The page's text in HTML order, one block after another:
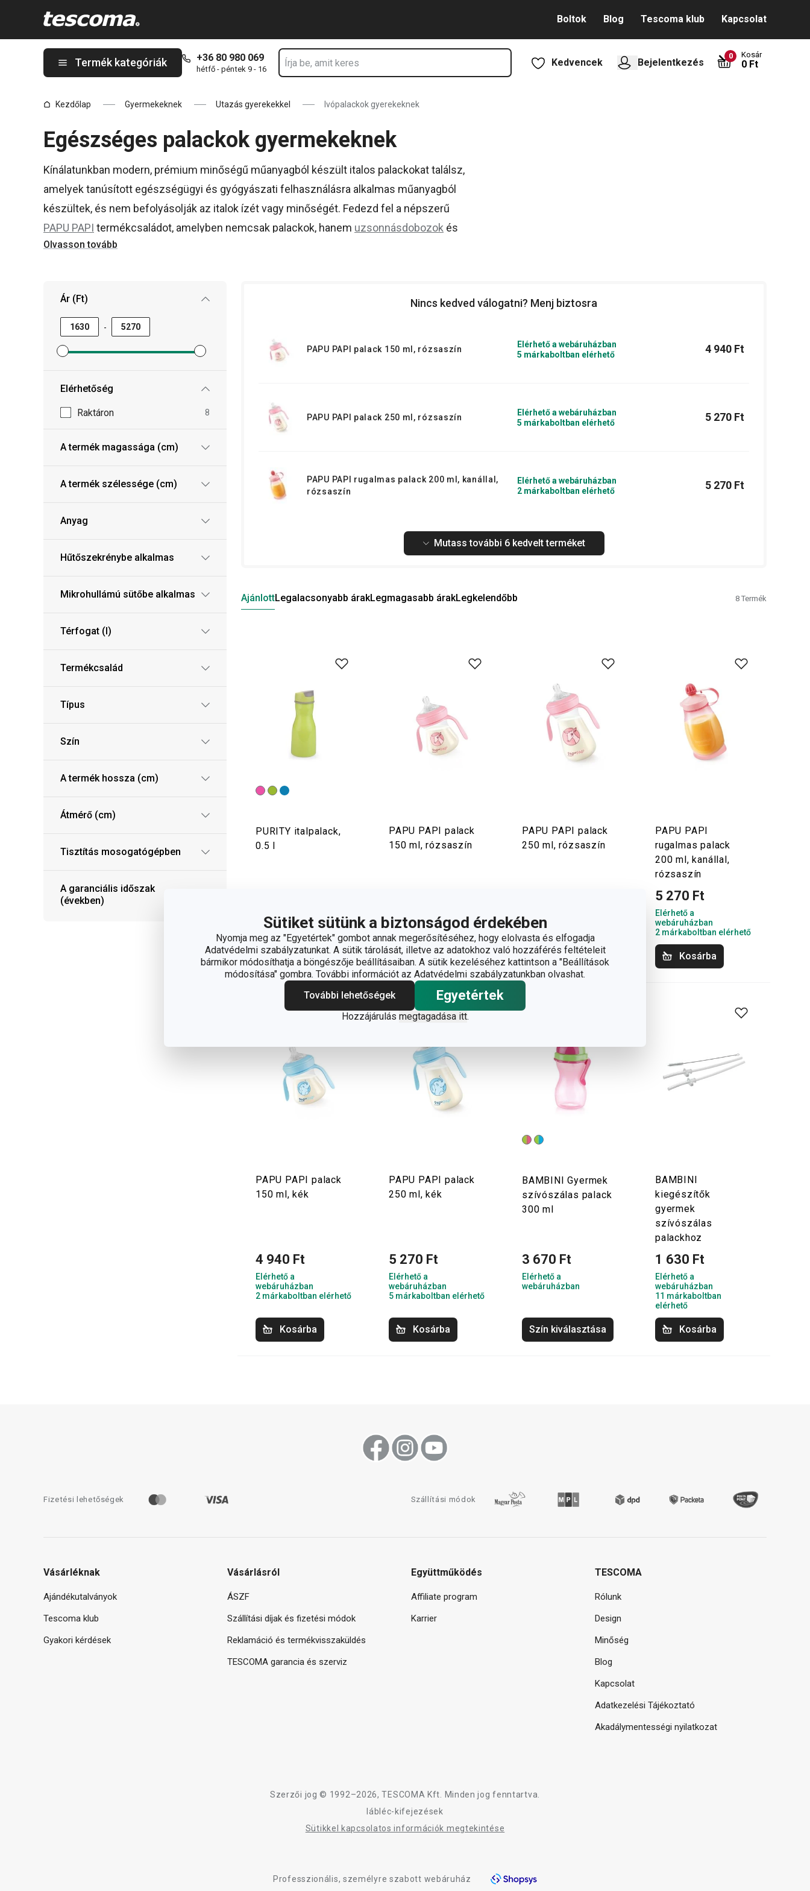
Sütiket sütünk a biztonságod érdekében
Nyomja meg az "Egyetértek" gombot annak megerősítéséhez, hogy elolvasta és elfogadja
Adatvédelmi szabályzatunkat. A sütik tárolását, illetve az adatokhoz való hozzáférés feltételeit
bármikor módosíthatja a böngészője beállításaiban. A sütik kezeléséhez kattintson a "Beállítások
módosítása" gombra. További információt az Adatvédelmi szabályzatunkban olvashat.
További lehetőségek
Egyetértek
Hozzájárulás megtagadása itt.
Boltok Blog Tescoma klub Kapcsolat
Termék kategóriák +36 80 980 069
hétfő - péntek 9 - 16
Kedvencek Bejelentkezés
0 Kosár
0 Ft
Kezdőlap Gyermekeknek Utazás gyerekekkel Ivópalackok gyerekeknek
Egészséges palackok gyermekeknek
Kínálatunkban modern, prémium minőségű műanyagból készült italos palackokat találsz,
amelyek tanúsított egészségügyi és gyógyászati felhasználásra alkalmas műanyagból
készültek, és nem befolyásolják az italok ízét vagy minőségét. Fedezd fel a népszerű
PAPU PAPI termékcsaládot, amelyben nemcsak palackok, hanem uzsonnásdobozok és
más praktikus kiegészítők is megtalálhatók.
Olvasson tovább
Ár (Ft)
-
Minimum ár szűrő beállítása
Maximum ár szűrő beállítása
Elérhetőség
Raktáron 8
A termék magassága (cm)
A termék szélessége (cm)
Anyag
Hűtőszekrénybe alkalmas
Mikrohullámú sütőbe alkalmas
Térfogat (l)
Termékcsalád
Típus
Szín
A termék hossza (cm)
Átmérő (cm)
Tisztítás mosogatógépben
A garanciális időszak
(években)
Nincs kedved válogatni? Menj biztosra
PAPU PAPI palack 150 ml, rózsaszín
Elérhető a webáruházban
5 márkaboltban elérhető
4 940 Ft
PAPU PAPI palack 250 ml, rózsaszín
Elérhető a webáruházban
5 márkaboltban elérhető
5 270 Ft
PAPU PAPI rugalmas palack 200 ml, kanállal,
rózsaszín
Elérhető a webáruházban
2 márkaboltban elérhető
5 270 Ft
Mutass további 6 kedvelt terméket
AjánlottLegalacsonyabb árakLegmagasabb árakLegkelendőbb 8Termék
PURITY italpalack,
0.5 l
webáruházban
Szín kiválasztása
PAPU PAPI palack
150 ml, rózsaszín
webáruházban
5 márkaboltban elérhető
Kosárba
PAPU PAPI palack
250 ml, rózsaszín
webáruházban
5 márkaboltban elérhető
Kosárba
PAPU PAPI
rugalmas palack
200 ml, kanállal,
rózsaszín
5 270 Ft
Elérhető a
webáruházban
2 márkaboltban elérhető
Kosárba
PAPU PAPI palack
150 ml, kék
4 940 Ft
Elérhető a
webáruházban
2 márkaboltban elérhető
Kosárba
PAPU PAPI palack
250 ml, kék
5 270 Ft
Elérhető a
webáruházban
5 márkaboltban elérhető
Kosárba
BAMBINI Gyermek
szívószálas palack
300 ml
3 670 Ft
Elérhető a
webáruházban
Szín kiválasztása
BAMBINI
kiegészítők
gyermek
szívószálas
palackhoz
1 630 Ft
Elérhető a
webáruházban
11 márkaboltban
elérhető
Kosárba
Fizetési lehetőségek Szállítási módok
Vásárléknak
Ajándékutalványok
Tescoma klub
Gyakori kérdések
Vásárlásról
ÁSZF
Szállítási díjak és fizetési módok
Reklamáció és termékvisszaküldés
TESCOMA garancia és szerviz
Együttműködés
Affiliate program
Karrier
TESCOMA
Rólunk
Design
Minőség
Blog
Kapcsolat
Adatkezelési Tájékoztató
Akadálymentességi nyilatkozat
Szerzői jog © 1992–2026, TESCOMA Kft. Minden jog fenntartva.
lábléc-kifejezések
Sütikkel kapcsolatos információk megtekintése
Professzionális, személyre szabott webáruház